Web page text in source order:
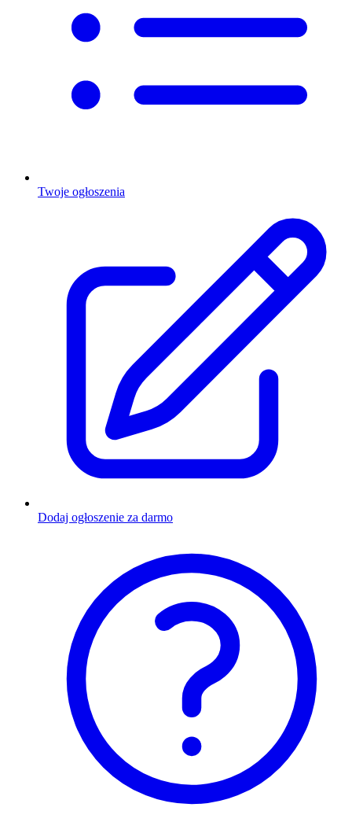
Twoje ogłoszenia
Dodaj ogłoszenie za darmo